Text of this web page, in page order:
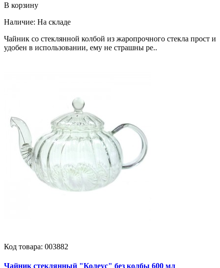
В корзину
Наличие: На складе
Чайник со стеклянной колбой из жаропрочного стекла прост и
удобен в использовании, ему не страшны ре..
Код товара: 003882
Чайник стеклянный "Колеус" без колбы 600 мл